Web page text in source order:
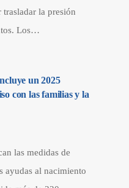
la presión
Los…
un 2025
con las familias y la
las medidas de
ayudas al nacimiento